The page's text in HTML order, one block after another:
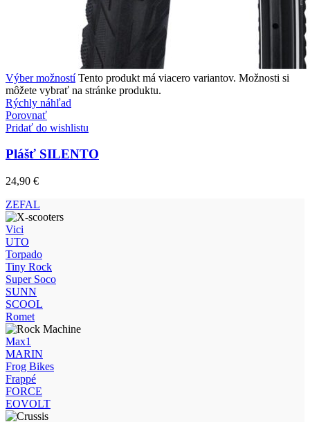
Výber možností Tento produkt má viacero variantov. Možnosti si
môžete vybrať na stránke produktu.
Rýchly náhľad
Porovnať
Pridať do wishlistu
Plášť SILENTO
24,90 €
ZEFAL
Vici
UTO
Torpado
Tiny Rock
Super Soco
SUNN
SCOOL
Romet
Max1
MARIN
Frog Bikes
Frappé
FORCE
EOVOLT